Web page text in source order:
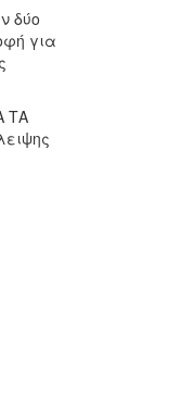
δύο
για
ΤΑ